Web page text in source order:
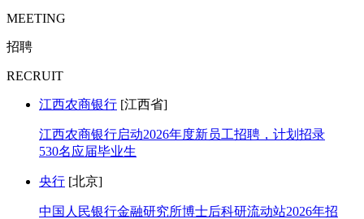
MEETING
招聘
RECRUIT
江西农商银行 [江西省]
江西农商银行启动2026年度新员工招聘，计划招录
530名应届毕业生
央行 [北京]
中国人民银行金融研究所博士后科研流动站2026年招